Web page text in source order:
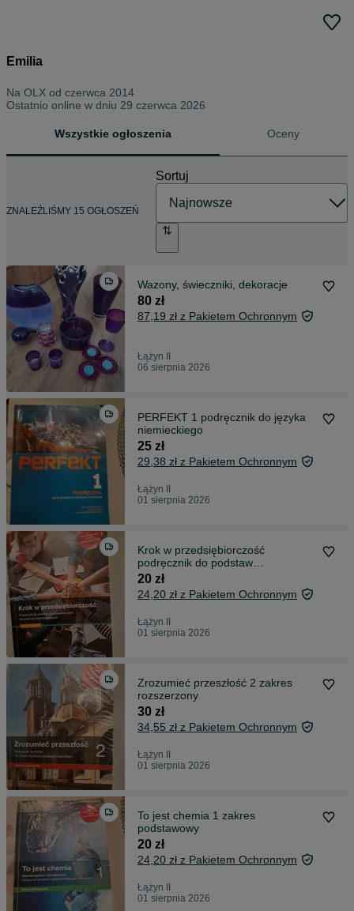
Emilia
Na OLX od czerwca 2014
Ostatnio online w dniu 29 czerwca 2026
Wszystkie ogłoszenia Oceny
ZNALEŹLIŚMY 15 OGŁOSZEŃ
Sortuj
Wazony, świeczniki, dekoracje
80 zł
87,19 zł z Pakietem Ochronnym
Łążyn II
06 sierpnia 2026
PERFEKT 1 podręcznik do języka
niemieckiego
25 zł
29,38 zł z Pakietem Ochronnym
Łążyn II
01 sierpnia 2026
Krok w przedsiębiorczość
podręcznik do podstaw
przedsiębiorczości
20 zł
24,20 zł z Pakietem Ochronnym
Łążyn II
01 sierpnia 2026
Zrozumieć przeszłość 2 zakres
rozszerzony
30 zł
34,55 zł z Pakietem Ochronnym
Łążyn II
01 sierpnia 2026
To jest chemia 1 zakres
podstawowy
20 zł
24,20 zł z Pakietem Ochronnym
Łążyn II
01 sierpnia 2026